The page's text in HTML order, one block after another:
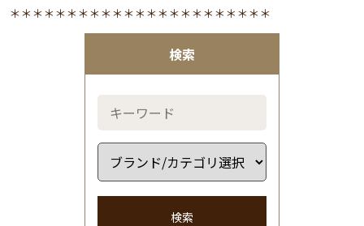
検索
検索
＊＊＊＊＊＊＊＊＊＊＊＊＊＊＊＊＊＊＊＊＊＊＊